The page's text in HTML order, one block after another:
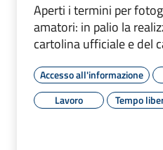
Aperti i termini per
amatori: in palio la
cartolina ufficiale e del
Accesso all'informazione
Lavoro
Tempo